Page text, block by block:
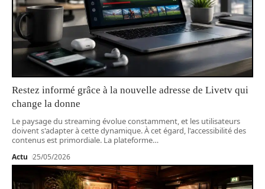
Restez informé grâce à la nouvelle adresse de Livetv qui
change la donne
Le paysage du streaming évolue constamment, et les utilisateurs
doivent s'adapter à cette dynamique. À cet égard, l'accessibilité des
contenus est primordiale. La plateforme…
Actu 25/05/2026